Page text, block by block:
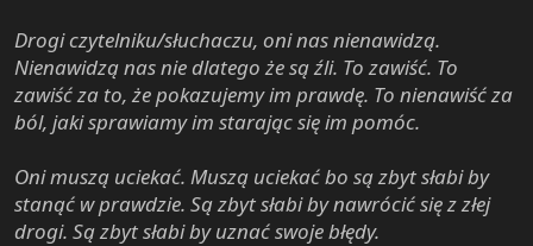
Drogi czytelniku/słuchaczu, oni nas nienawidzą.
Nienawidzą nas nie dlatego że są źli. To zawiść. To
zawiść za to, że pokazujemy im prawdę. To nienawiść za
ból, jaki sprawiamy im starając się im pomóc.
Oni muszą uciekać. Muszą uciekać bo są zbyt słabi by
stanąć w prawdzie. Są zbyt słabi by nawrócić się z złej
drogi. Są zbyt słabi by uznać swoje błędy.